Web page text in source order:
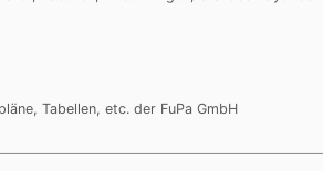
12:2 (SG) FC Nagelberg II
Tabellen, etc. der FuPa GmbH